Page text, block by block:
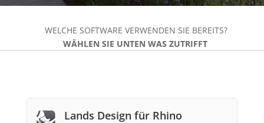
WELCHE SOFTWARE VERWENDEN SIE BEREITS?
WÄHLEN SIE UNTEN WAS ZUTRIFFT
Lands Design für Rhino